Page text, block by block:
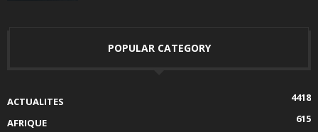
POPULAR CATEGORY
ACTUALITES
4418
AFRIQUE
615